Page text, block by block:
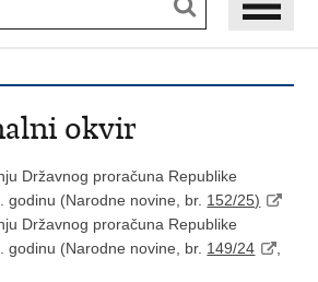
okvir
Državnog proračuna Republike
godinu (Narodne novine, br. 152/25)
Državnog proračuna Republike
godinu (Narodne novine, br. 149/24